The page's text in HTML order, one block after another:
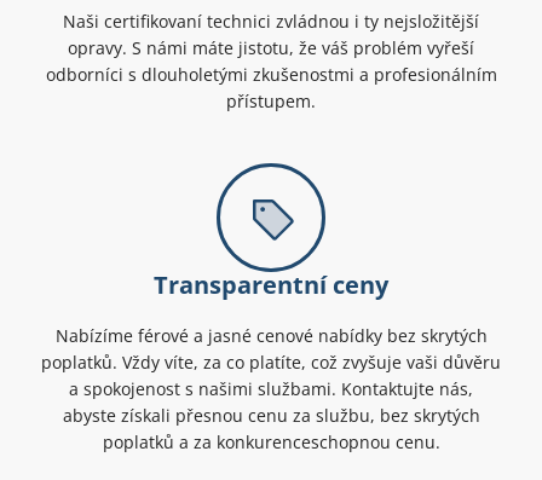
Naši certifikovaní technici zvládnou i ty nejsložitější
opravy. S námi máte jistotu, že váš problém vyřeší
odborníci s dlouholetými zkušenostmi a profesionálním
přístupem.
Transparentní ceny
Nabízíme férové a jasné cenové nabídky bez skrytých
poplatků. Vždy víte, za co platíte, což zvyšuje vaši důvěru
a spokojenost s našimi službami. Kontaktujte nás,
abyste získali přesnou cenu za službu, bez skrytých
poplatků a za konkurenceschopnou cenu.